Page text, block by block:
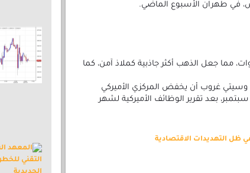
في طهران الأسبوع الماضي.
مما جعل الذهب أكثر جاذبية كملاذ آمن، كما
غروب أن يخفض المركزي الأميركي
نقطة أساس في سبتمبر، بعد تقرير الوظائف الأميركية لشهر